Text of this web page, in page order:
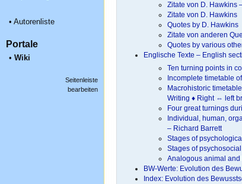
• Autorenliste
Portale
• Wiki
Seitenleiste
bearbeiten
Zitate von D. Hawkins
Zitate von D. Hawkins
Quotes by D. Hawkins
Zitate von anderen
Quotes by various
Englische Texte – English
Ten turning points in
Incomplete timetable
Macrohistoric
Writing ♦ Right ⇔ left
Four great turnings
Individual, human,
– Richard Barrett
Stages of
Stages of
Analogous animal
BW-Werte: Evolution des
Index: Evolution des